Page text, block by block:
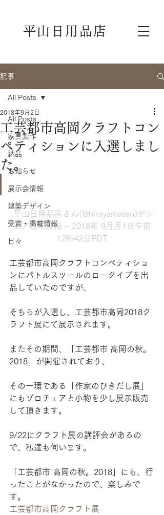
平山日用品店
記事
All Posts
家具製作
納品
お知らせ
展示会情報
建築デザイン
受賞・掲載情報
日々
All Posts
工芸都市高岡クラフトコン
ペティションに入選しまし
た。
2018年9月2日
平山日用品店 さん(@hirayamaten)がシ
ェアした投稿 – 2018年 9月月1日午前
12時42分PDT
工芸都市高岡クラフトコンペティショ
ンにパトルスツールのロータイプを出
品していたのですが、
そちらが入選し、工芸都市高岡2018ク
ラフト展にて展示されます。
またその期間、「工芸都市 高岡の秋。
2018」が開催されており、
その一環である「作家のひきだし展」
にもゾロチェアと小物を少し展示販売
して頂きます。
9/22にクラフト展の講評会があるの
で、私達も伺います。
「工芸都市 高岡の秋。2018」にも、行
ったことがなかったので、楽しみで
す。
工芸都市高岡クラフト展